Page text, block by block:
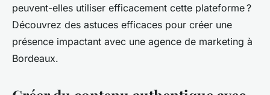
•13 décembre 2023•2 min de lecture
peuvent-elles utiliser efficacement cette plateforme ?
Découvrez des astuces efficaces pour créer une
présence impactant avec une agence de marketing à
Bordeaux.